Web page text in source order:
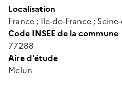
Localisation
France ; Ile-de-France ;
Code INSEE de la commune
77288
Aire d'étude
Melun